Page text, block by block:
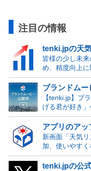
注目の情報
tenki.jpの天
皆様の少し未
め、精度向上
ブランドムー
【tenki.jp】ブ
げる君が好き」
アプリのア
新画面「天気
加、使いやす
tenki.jpの公